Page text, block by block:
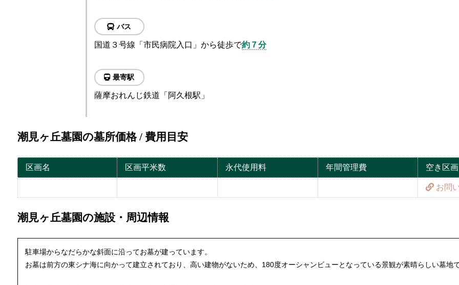
バス
国道３号線「市民病院入口」から徒歩で約７分
最寄駅
薩摩おれんじ鉄道「阿久根駅」
潮見ヶ丘墓園の墓所価格 / 費用目安
区画名 区画平米数 永代使用料 年間管理費 空き区画
お問
潮見ヶ丘墓園の施設・周辺情報
駐車場からなだらかな斜面に沿ってお墓が建っています。
お墓は前方の東シナ海に向かって建立されており、高い建物がないため、180度オーシャンビューとなっている景観が素晴らしい墓地